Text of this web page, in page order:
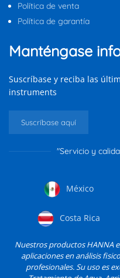
Política de venta
Política de garantía
Manténgase
Suscríbase y reciba las
instruments
Suscríbase aquí
"Servicio y
México
Costa Rica
Nuestros productos HANNA
aplicaciones en análisis
profesionales. Su uso es